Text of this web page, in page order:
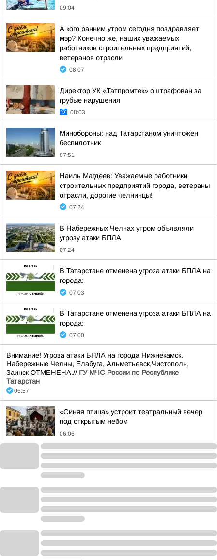
09:04
А кого ранним утром сегодня поздравляет
мэр? Конечно же, наших уважаемых
работников строительных предприятий,
ветеранов отрасли
08:07
Директор УК «Татпромтек» оштрафован за
грубые нарушения
08:03
Минобороны: над Татарстаном уничтожен
беспилотник
07:51
Наиль Магдеев: Уважаемые работники
строительных предприятий города, ветераны
отрасли, дорогие челнинцы!
07:24
В Набережных Челнах утром объявляли
угрозу атаки БПЛА
07:24
В Татарстане отменена угроза атаки БПЛА на
города:
07:03
В Татарстане отменена угроза атаки БПЛА на
города:
07:00
Внимание! Угроза атаки БПЛА на города Нижнекамск,
Набережные Челны, Елабуга, Альметьевск,Чистополь,
Заинск ОТМЕНЕНА.// ГУ МЧС России по Республике
Татарстан
06:57
«Синяя птица» устроит театральный вечер
под открытым небом
06:06